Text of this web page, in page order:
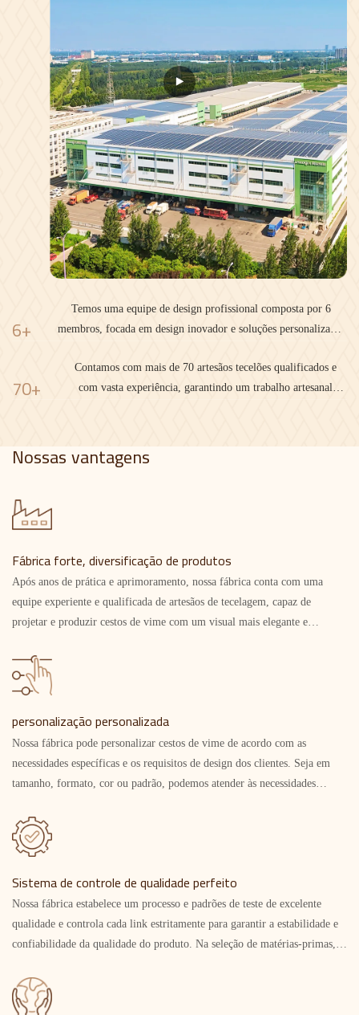
6+
Temos uma equipe de design profissional composta por 6
membros, focada em design inovador e soluções personalizadas
70+
Contamos com mais de 70 artesãos tecelões qualificados e
com vasta experiência, garantindo um trabalho artesanal
Nossas vantagens
Fábrica forte, diversificação de produtos
Após anos de prática e aprimoramento, nossa fábrica conta com uma
equipe experiente e qualificada de artesãos de tecelagem, capaz de
projetar e produzir cestos de vime com um visual mais elegante e
atender às necessidades em constante mudança do mercado.
personalização personalizada
Nossa fábrica pode personalizar cestos de vime de acordo com as
necessidades específicas e os requisitos de design dos clientes. Seja em
tamanho, formato, cor ou padrão, podemos atender às necessidades
Sistema de controle de qualidade perfeito
Nossa fábrica estabelece um processo e padrões de teste de excelente
qualidade e controla cada link estritamente para garantir a estabilidade e
confiabilidade da qualidade do produto. Na seleção de matérias-primas,
qualidade. Para os produtos acabados, nossa fábrica conta com testes
abrangentes e meticulosos para garantir durabilidade, proteção ambiental